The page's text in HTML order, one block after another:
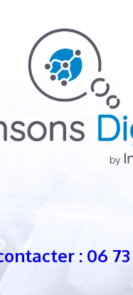
: 06